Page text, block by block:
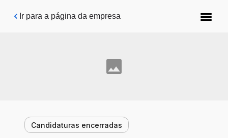
Pular para o conteúdo principal
Ir para a página da empresa
Candidaturas encerradas